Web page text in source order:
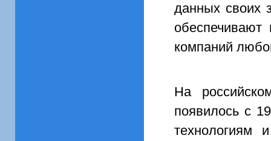
данных своих
компаний
На
появилось с
технологиям